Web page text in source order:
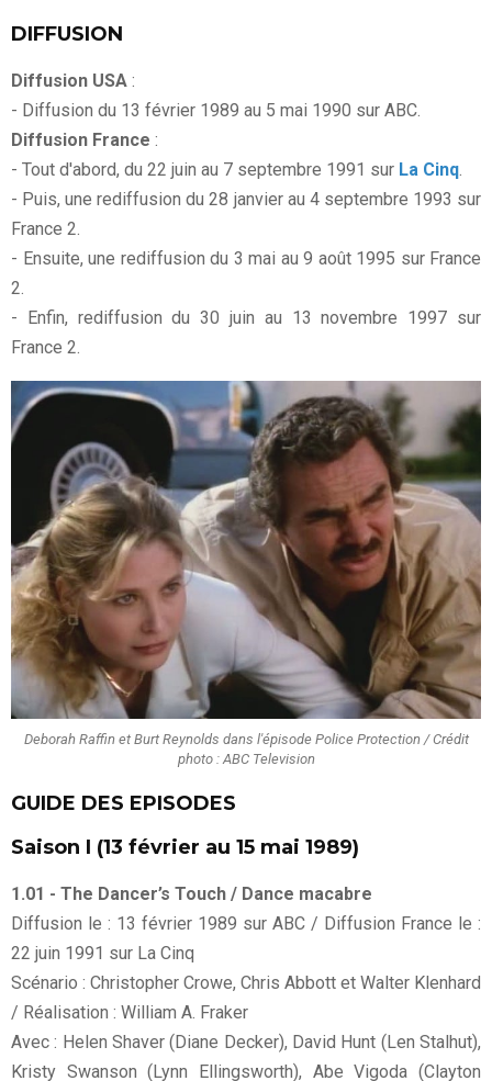
DIFFUSION
Diffusion USA :
- Diffusion du 13 février 1989 au 5 mai 1990 sur ABC.
Diffusion France :
- Tout d'abord, du 22 juin au 7 septembre 1991 sur La Cinq
- Puis, une rediffusion du 28 janvier au 4 septembre 1993 sur
France 2.
- Ensuite, une rediffusion du 3 mai au 9 août 1995 sur France
2.
- Enfin, rediffusion du 30 juin au 13 novembre 1997 sur
France 2.
Deborah Raffin et Burt Reynolds dans l'épisode Police Protection / Crédit
photo : ABC Television
GUIDE DES EPISODES
Saison I (13 février au 15 mai 1989)
1.01 - The Dancer’s Touch / Dance macabre
Diffusion le : 13 février 1989 sur ABC / Diffusion France le :
22 juin 1991 sur La Cinq
Scénario : Christopher Crowe, Chris Abbott et Walter Klenhard
/ Réalisation : William A. Fraker
Avec : Helen Shaver (Diane Decker), David Hunt (Len Stalhut),
Kristy Swanson (Lynn Ellingsworth), Abe Vigoda (Clayton